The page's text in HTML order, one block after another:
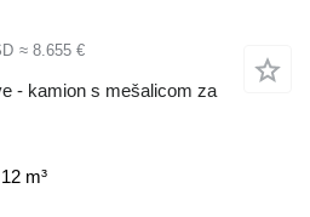
≈ 8.655 €
- kamion s mešalicom za
12 m³